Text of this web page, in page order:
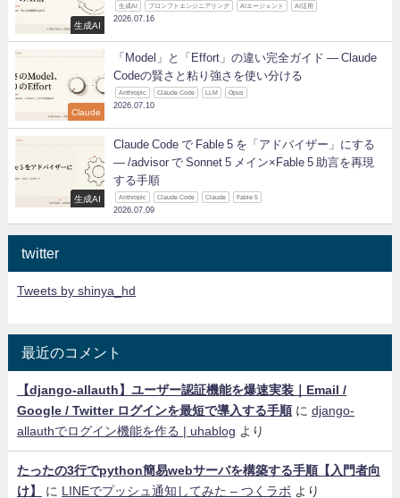
生成AI
生成AI プロンプトエンジニアリング AIエージェント AI活用
2026.07.16
Claude
「Model」と「Effort」の違い完全ガイド ― Claude
Codeの賢さと粘り強さを使い分ける
Anthropic Claude Code LLM Opus
2026.07.10
生成AI
Claude Code で Fable 5 を「アドバイザー」にする
— /advisor で Sonnet 5 メイン×Fable 5 助言を再現
する手順
Anthropic Claude Code Claude Fable 5
2026.07.09
twitter
Tweets by shinya_hd
最近のコメント
【django-allauth】ユーザー認証機能を爆速実装｜Email /
Google / Twitter ログインを最短で導入する手順に django-
allauthでログイン機能を作る | uhablog より
たったの3行でpython簡易webサーバを構築する手順【入門者向
け】
に LINEでプッシュ通知してみた – つくラボ より